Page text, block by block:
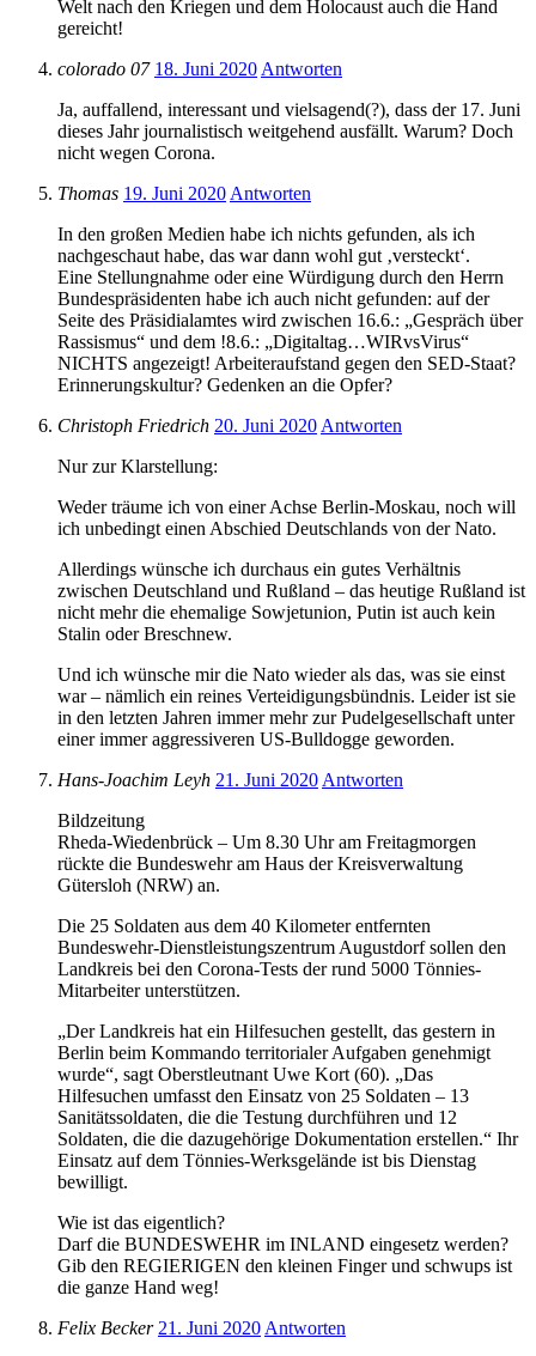
Welt nach den Kriegen und dem Holocaust auch die Hand
gereicht!
colorado 07 18. Juni 2020 Antworten
Ja, auffallend, interessant und vielsagend(?), dass der 17. Juni
dieses Jahr journalistisch weitgehend ausfällt. Warum? Doch
nicht wegen Corona.
Thomas 19. Juni 2020 Antworten
In den großen Medien habe ich nichts gefunden, als ich
nachgeschaut habe, das war dann wohl gut ‚versteckt‘.
Eine Stellungnahme oder eine Würdigung durch den Herrn
Bundespräsidenten habe ich auch nicht gefunden: auf der
Seite des Präsidialamtes wird zwischen 16.6.: „Gespräch über
Rassismus“ und dem !8.6.: „Digitaltag…WIRvsVirus“
NICHTS angezeigt! Arbeiteraufstand gegen den SED-Staat?
Erinnerungskultur? Gedenken an die Opfer?
Christoph Friedrich 20. Juni 2020 Antworten
Nur zur Klarstellung:
Weder träume ich von einer Achse Berlin-Moskau, noch will
ich unbedingt einen Abschied Deutschlands von der Nato.
Allerdings wünsche ich durchaus ein gutes Verhältnis
zwischen Deutschland und Rußland – das heutige Rußland ist
nicht mehr die ehemalige Sowjetunion, Putin ist auch kein
Stalin oder Breschnew.
Und ich wünsche mir die Nato wieder als das, was sie einst
war – nämlich ein reines Verteidigungsbündnis. Leider ist sie
in den letzten Jahren immer mehr zur Pudelgesellschaft unter
einer immer aggressiveren US-Bulldogge geworden.
Hans-Joachim Leyh 21. Juni 2020 Antworten
Bildzeitung
Rheda-Wiedenbrück – Um 8.30 Uhr am Freitagmorgen
rückte die Bundeswehr am Haus der Kreisverwaltung
Gütersloh (NRW) an.
Die 25 Soldaten aus dem 40 Kilometer entfernten
Bundeswehr-Dienstleistungszentrum Augustdorf sollen den
Landkreis bei den Corona-Tests der rund 5000 Tönnies-
Mitarbeiter unterstützen.
„Der Landkreis hat ein Hilfesuchen gestellt, das gestern in
Berlin beim Kommando territorialer Aufgaben genehmigt
wurde“, sagt Oberstleutnant Uwe Kort (60). „Das
Hilfesuchen umfasst den Einsatz von 25 Soldaten – 13
Sanitätssoldaten, die die Testung durchführen und 12
Soldaten, die die dazugehörige Dokumentation erstellen.“ Ihr
Einsatz auf dem Tönnies-Werksgelände ist bis Dienstag
bewilligt.
Wie ist das eigentlich?
Darf die BUNDESWEHR im INLAND eingesetz werden?
Gib den REGIERIGEN den kleinen Finger und schwups ist
die ganze Hand weg!
Felix Becker 21. Juni 2020 Antworten